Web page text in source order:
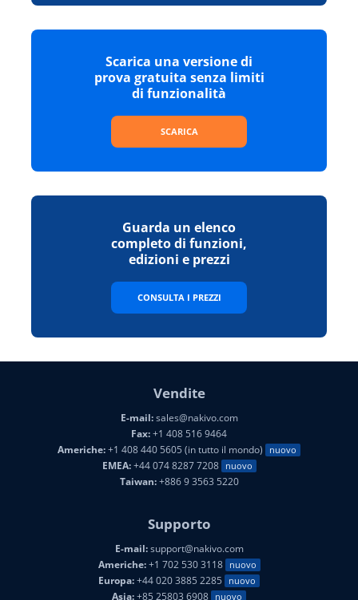
Scarica una versione di
prova gratuita senza limiti
di funzionalità
SCARICA
Guarda un elenco
completo di funzioni,
edizioni e prezzi
CONSULTA I PREZZI
Vendite
E-mail:sales@nakivo.com
Fax:+1 408 516 9464
Americhe:+1 408 440 5605 (in tutto il mondo) nuovo
EMEA:+44 074 8287 7208 nuovo
Taiwan:+886 9 3563 5220
Supporto
E-mail:support@nakivo.com
Americhe:+1 702 530 3118 nuovo
Europa:+44 020 3885 2285 nuovo
Asia:+85 25803 6908 nuovo